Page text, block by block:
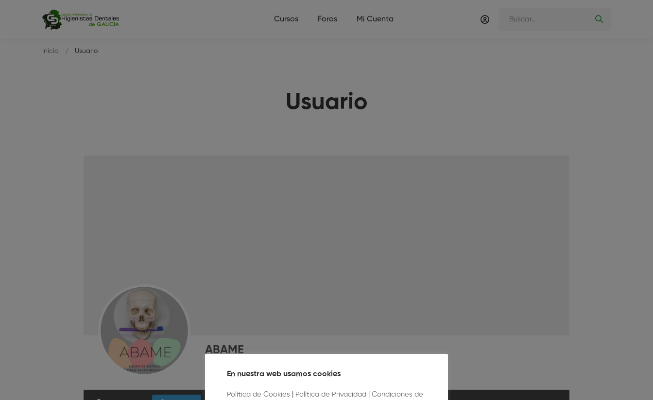
Cursos Foros Mi Cuenta
Usuario
Inicio Usuario
ABAME
En nuestra web usamos cookies
Política de Cookies Política de Privacidad
Condiciones de